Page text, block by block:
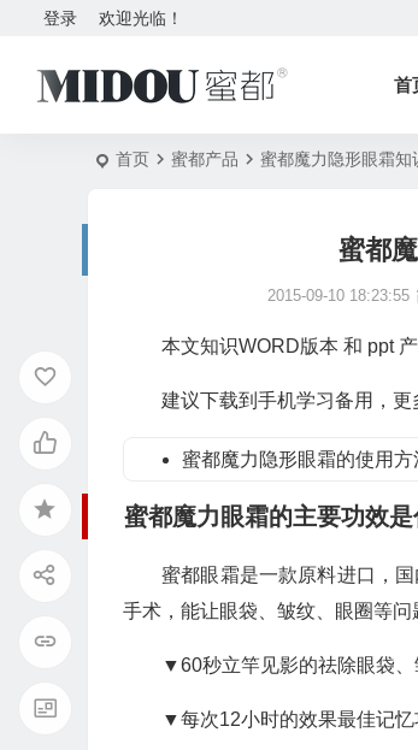
欢迎光临！
登录
首
首页 蜜都产品 蜜都魔力隐形眼霜
蜜都
2015-09-10 18:23:55
本文知识WORD版本 和 ppt
建议下载到手机学习备用，
蜜都魔力隐形眼霜的使用方
蜜都魔力眼霜的主要功效是
蜜都眼霜是一款原料进口，
手术，能让眼袋、皱纹、眼圈等
▼60秒立竿见影的祛除眼袋、
▼每次12小时的效果最佳记忆